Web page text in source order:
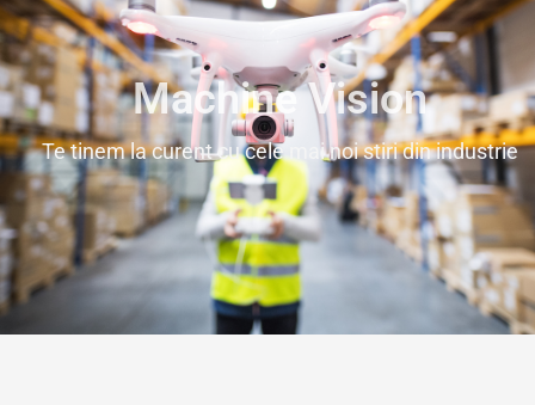
Machine Vision
Te tinem la curent cu cele mai noi stiri din industrie